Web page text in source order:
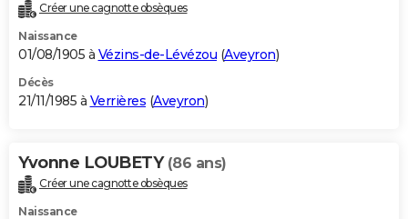
Créer une cagnotte obsèques
Naissance
01/08/1905 à Vézins-de-Lévézou (Aveyron)
Décès
21/11/1985 à Verrières (Aveyron)
Yvonne LOUBETY (86 ans)
Créer une cagnotte obsèques
Naissance